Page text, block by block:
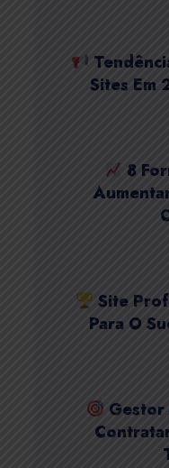
Sites Em
8
Site
Para O
Gestor